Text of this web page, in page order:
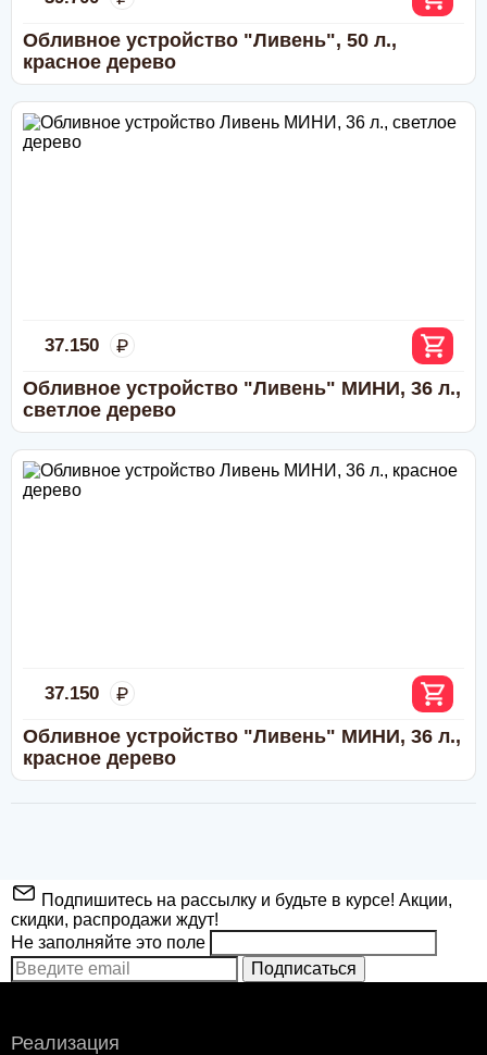
По счету в отделении любого банка
Обливное устройство "Ливень", 50 л.,
красное дерево
37.150
Обливное устройство "Ливень" МИНИ, 36 л.,
светлое дерево
37.150
Обливное устройство "Ливень" МИНИ, 36 л.,
красное дерево
Подпишитесь на рассылку и будьте в курсе! Акции,
скидки, распродажи ждут!
Не заполняйте это поле
Подписаться
Реализация